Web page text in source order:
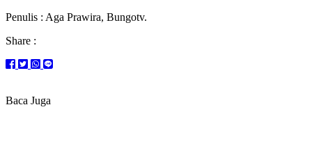
Penulis : Aga Prawira, Bungotv.
Share :
Baca Juga